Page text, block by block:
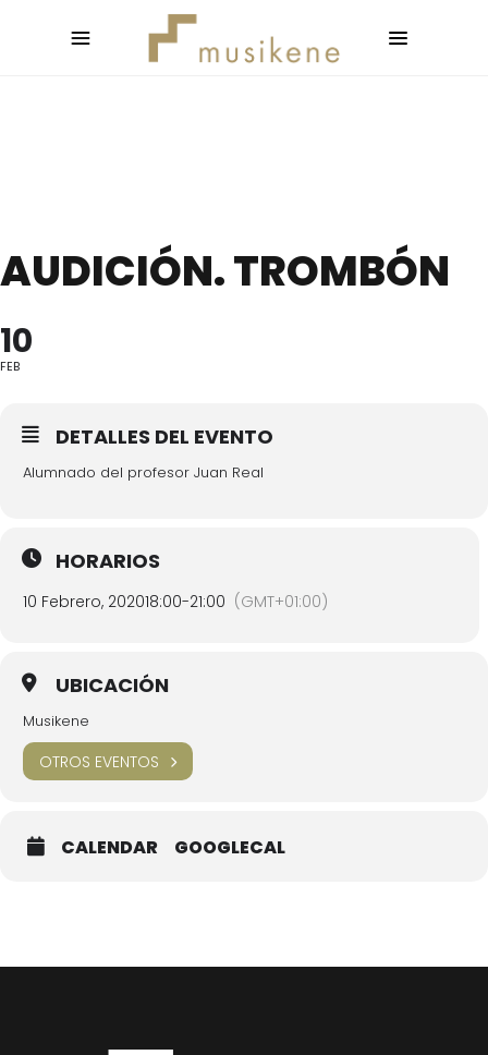
AUDICIÓN. TROMBÓN
10
FEB
DETALLES DEL EVENTO
Alumnado del profesor Juan Real
HORARIOS
10 Febrero, 202018:00-21:00 (GMT+01:00)
UBICACIÓN
Musikene
OTROS EVENTOS
CALENDAR GOOGLECAL